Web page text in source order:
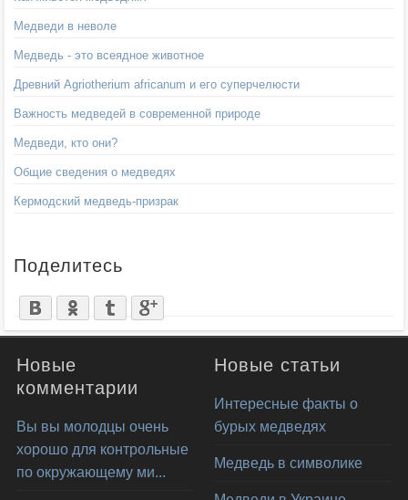
Медведи в неволе
Медведь - это всеядное животное
Древний Agriotherium africanum и его суперчелюсти
Важность медведей в современной природе
Медведи, кто они?
Общие сведения о медведях
Кермодский медведь-призрак
Поделитесь
Новые
комментарии
Вы вы молодцы очень
хорошо для контрольные
по окружающему ми...
Новые статьи
Интересные факты о
бурых медведях
Медведь в символике